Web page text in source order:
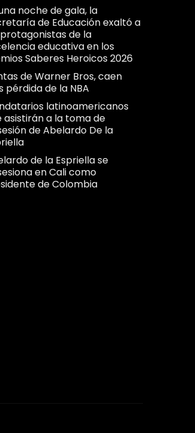
noche de gala, la
de Educación exaltó a
de la
educativa en los
Saberes Heroicos 2026
de Warner Bros, caen
pérdida de la NBA
latinoamericanos
asistirán a la toma de
de Abelardo De la
de la Espriella se
en Cali como
de Colombia